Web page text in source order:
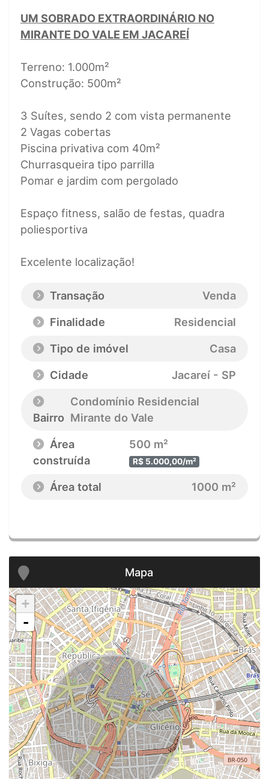
UM SOBRADO EXTRAORDINÁRIO NO
MIRANTE DO VALE EM JACAREÍ
Terreno: 1.000m²
Construção: 500m²
3 Suítes, sendo 2 com vista permanente
2 Vagas cobertas
Piscina privativa com 40m²
Churrasqueira tipo parrilla
Pomar e jardim com pergolado
Espaço fitness, salão de festas, quadra
poliesportiva
Excelente localização!
Transação
Venda
Finalidade
Residencial
Tipo de imóvel
Casa
Cidade
Jacareí - SP
Bairro
Condomínio Residencial
Mirante do Vale
Área
construída
500 m²
R$ 5.000,00/m²
Área total 1000 m²
Mapa
+
-